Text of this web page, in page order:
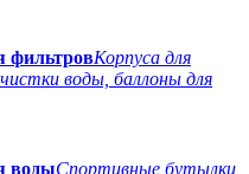
фильтровКорпуса для
воды, баллоны для
водыСпортивные бутылки